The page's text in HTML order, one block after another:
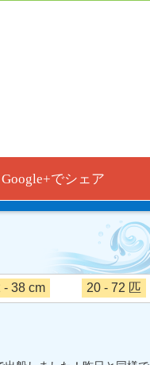
Google+でシェア
- 38 cm 20 - 72 匹